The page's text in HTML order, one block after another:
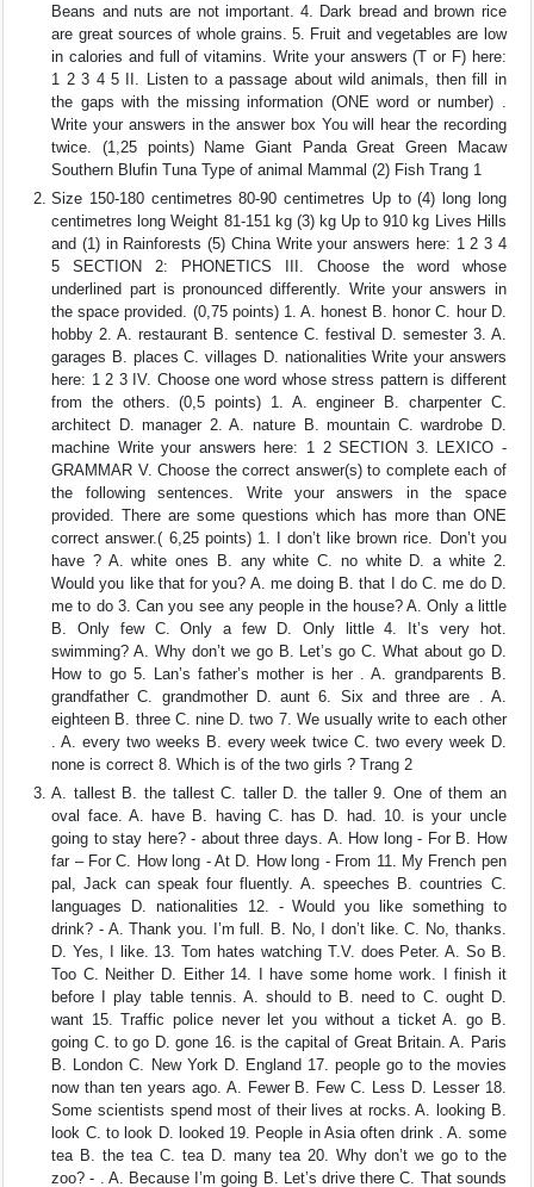
Beans and nuts are not important. 4. Dark bread and brown rice
are great sources of whole grains. 5. Fruit and vegetables are low
in calories and full of vitamins. Write your answers (T or F) here:
1 2 3 4 5 II. Listen to a passage about wild animals, then fill in
the gaps with the missing information (ONE word or number) .
Write your answers in the answer box You will hear the recording
twice. (1,25 points) Name Giant Panda Great Green Macaw
Southern Blufin Tuna Type of animal Mammal (2) Fish Trang 1
Size 150-180 centimetres 80-90 centimetres Up to (4) long long
centimetres long Weight 81-151 kg (3) kg Up to 910 kg Lives Hills
and (1) in Rainforests (5) China Write your answers here: 1 2 3 4
5 SECTION 2: PHONETICS III. Choose the word whose
underlined part is pronounced differently. Write your answers in
the space provided. (0,75 points) 1. A. honest B. honor C. hour D.
hobby 2. A. restaurant B. sentence C. festival D. semester 3. A.
garages B. places C. villages D. nationalities Write your answers
here: 1 2 3 IV. Choose one word whose stress pattern is different
from the others. (0,5 points) 1. A. engineer B. charpenter C.
architect D. manager 2. A. nature B. mountain C. wardrobe D.
machine Write your answers here: 1 2 SECTION 3. LEXICO -
GRAMMAR V. Choose the correct answer(s) to complete each of
the following sentences. Write your answers in the space
provided. There are some questions which has more than ONE
correct answer.( 6,25 points) 1. I don’t like brown rice. Don’t you
have ? A. white ones B. any white C. no white D. a white 2.
Would you like that for you? A. me doing B. that I do C. me do D.
me to do 3. Can you see any people in the house? A. Only a little
B. Only few C. Only a few D. Only little 4. It’s very hot.
swimming? A. Why don’t we go B. Let’s go C. What about go D.
How to go 5. Lan’s father’s mother is her . A. grandparents B.
grandfather C. grandmother D. aunt 6. Six and three are . A.
eighteen B. three C. nine D. two 7. We usually write to each other
. A. every two weeks B. every week twice C. two every week D.
none is correct 8. Which is of the two girls ? Trang 2
A. tallest B. the tallest C. taller D. the taller 9. One of them an
oval face. A. have B. having C. has D. had. 10. is your uncle
going to stay here? - about three days. A. How long - For B. How
far – For C. How long - At D. How long - From 11. My French pen
pal, Jack can speak four fluently. A. speeches B. countries C.
languages D. nationalities 12. - Would you like something to
drink? - A. Thank you. I’m full. B. No, I don’t like. C. No, thanks.
D. Yes, I like. 13. Tom hates watching T.V. does Peter. A. So B.
Too C. Neither D. Either 14. I have some home work. I finish it
before I play table tennis. A. should to B. need to C. ought D.
want 15. Traffic police never let you without a ticket A. go B.
going C. to go D. gone 16. is the capital of Great Britain. A. Paris
B. London C. New York D. England 17. people go to the movies
now than ten years ago. A. Fewer B. Few C. Less D. Lesser 18.
Some scientists spend most of their lives at rocks. A. looking B.
look C. to look D. looked 19. People in Asia often drink . A. some
tea B. the tea C. tea D. many tea 20. Why don’t we go to the
zoo? - . A. Because I’m going B. Let’s drive there C. That sounds